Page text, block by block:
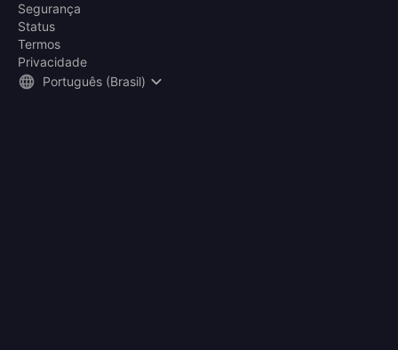
Segurança
Status
Termos
Privacidade
Português (Brasil)